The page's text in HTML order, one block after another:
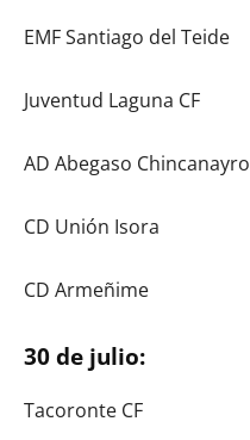
EMF Santiago del Teide
Juventud Laguna CF
AD Abegaso Chincanayro
CD Unión Isora
CD Armeñime
30 de julio:
Tacoronte CF